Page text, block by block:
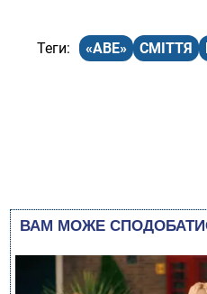
«АВЕ» СМІТТЯ